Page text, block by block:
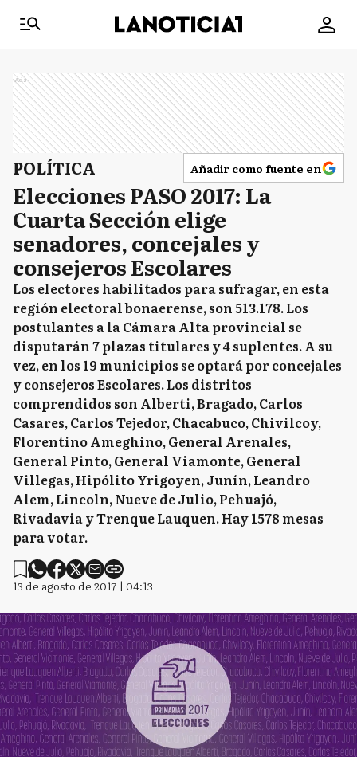
Ads
POLÍTICA Añadir como fuente en
Elecciones PASO 2017: La
Cuarta Sección elige
senadores, concejales y
consejeros Escolares
Los electores habilitados para sufragar, en esta
región electoral bonaerense, son 513.178. Los
postulantes a la Cámara Alta provincial se
disputarán 7 plazas titulares y 4 suplentes. A su
vez, en los 19 municipios se optará por concejales
y consejeros Escolares. Los distritos
comprendidos son Alberti, Bragado, Carlos
Casares, Carlos Tejedor, Chacabuco, Chivilcoy,
Florentino Ameghino, General Arenales,
General Pinto, General Viamonte, General
Villegas, Hipólito Yrigoyen, Junín, Leandro
Alem, Lincoln, Nueve de Julio, Pehuajó,
Rivadavia y Trenque Lauquen. Hay 1578 mesas
para votar.
13 de agosto de 2017 | 04:13